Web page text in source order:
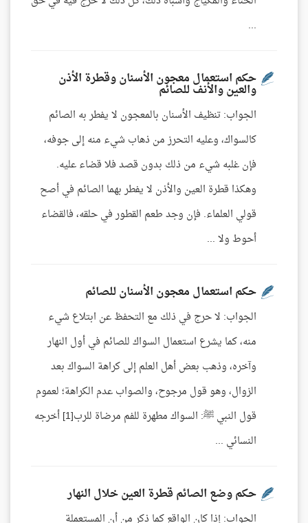
...
حكم استعمال معجون الأسنان وقطرة الأذن
والعين والأنف للصائم
الجواب: تنظيف الأسنان بالمعجون لا يفطر به الصائم
كالسواك، وعليه التحرز من ذهاب شيء منه إلى جوفه،
فإن غلبه شيء من ذلك بدون قصد فلا قضاء عليه.
وهكذا قطرة العين والأذن لا يفطر بهما الصائم في أصح
قولي العلماء. فإن وجد طعم القطور في حلقه، فالقضاء
أحوط ولا ...
حكم استعمال معجون الأسنان للصائم
الجواب: لا حرج في ذلك مع التحفظ عن ابتلاع شيء
منه، كما يشرع استعمال السواك للصائم في أول النهار
وآخره، وذهب بعض أهل العلم إلى كراهة السواك بعد
الزوال، وهو قول مرجوح، والصواب عدم الكراهة؛ لعموم
قول النبي ﷺ: السواك مطهرة للفم مرضاة للرب[1] أخرجه
النسائي ...
حكم وضع الصائم قطرة العين خلال النهار
الجواب: إذا كان الواقع كما ذكر من أن المستعملة